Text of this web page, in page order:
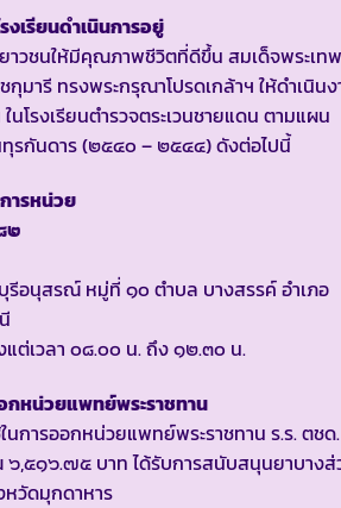
งเรียนดำเนินการอยู่
าวชนให้มีคุณภาพชีวิตที่ดีขึ้น สมเด็จพระเทพ
มารี ทรงพระกรุณาโปรดเกล้าฯ ให้ดำเนิน
นโรงเรียนตำรวจตระเวนชายแดน ตามแผน
รกันดาร (๒๕๔๐ – ๒๕๔๔) ดังต่อไปนี้
ารหน่วย
๒
รีอนุสรณ์ หมู่ที่ ๑๐ ตำบล บางสรรค์ อำเภอ
แต่เวลา ๐๘.๐๐ น. ถึง ๑๒.๓๐ น.
กหน่วยแพทย์พระราชทาน
นการออกหน่วยแพทย์พระราชทาน ร.ร. ตชด.
๖,๕๑๖.๗๕ บาท ได้รับการสนับสนุนยาบาง
วัดมุกดาหาร